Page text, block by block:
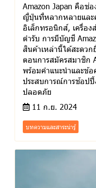
Amazon Japan คือช่
ญี่ปุ่นที่หลากหลายและ
อิเล็กทรอนิกส์, เครื่อ
ตำรับ การมีบัญชี
สินค้าเหล่านี้ได้สะดว
ตอนการสมัครสมาชิก
พร้อมคำแนะนำและข้อ
ประสบการณ์การช้อป
ปลอดภัย
11 ก.ย. 2024
บทความและสาระน่ารู้